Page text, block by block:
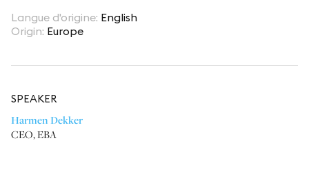
Langue d'origine: English
Origin: Europe
SPEAKER
Harmen Dekker
CEO,EBA